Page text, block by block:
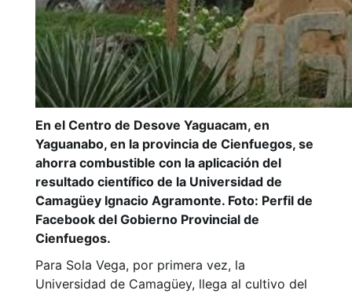
En el Centro de Desove Yaguacam, en
Yaguanabo, en la provincia de Cienfuegos, se
ahorra combustible con la aplicación del
resultado científico de la Universidad de
Camagüey Ignacio Agramonte. Foto: Perfil de
Facebook del Gobierno Provincial de
Cienfuegos.
Para Sola Vega, por primera vez, la
Universidad de Camagüey, llega al cultivo del